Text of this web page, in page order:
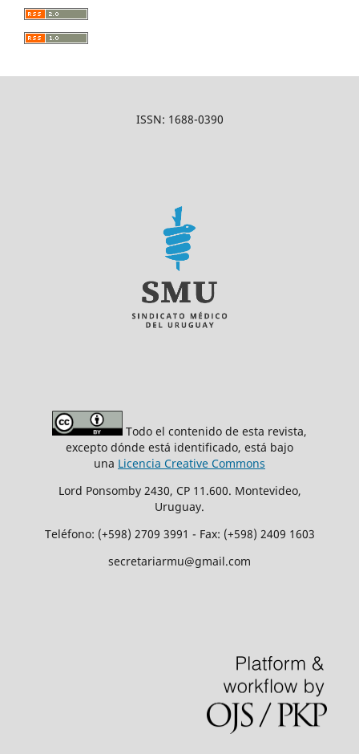
ISSN: 1688-0390
Todo el contenido de esta revista,
excepto dónde está identificado, está bajo
una Licencia Creative Commons
Lord Ponsomby 2430, CP 11.600. Montevideo,
Uruguay.
Teléfono: (+598) 2709 3991 - Fax: (+598) 2409 1603
secretariarmu@gmail.com